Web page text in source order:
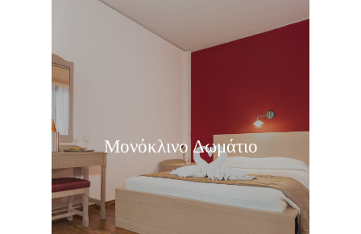
Μονόκλινο Δωμάτιο